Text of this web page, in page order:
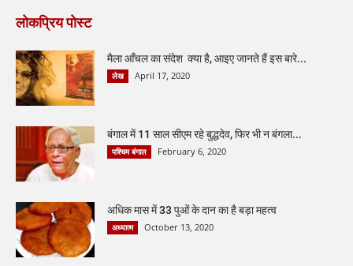
लोकप्रिय पोस्ट
मैला आँचल का संदेश क्या है, आइए जानते हैं इस बारे...
लेख April 17, 2020
बंगाल में 11 साल सीएम रहे बुद्धदेव, फिर भी न बंगला...
पश्चिम बंगाल February 6, 2020
अधिक मास में 33 पुओं के दान का है बड़ा महत्व
अध्यात्म October 13, 2020